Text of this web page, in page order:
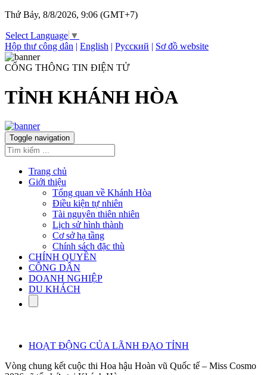
Thứ Bảy, 8/8/2026, 9:06 (GMT+7)
Select Language ▼
Hộp thư công dân | English | Русский | Sơ đồ website
CỔNG THÔNG TIN ĐIỆN TỬ
TỈNH KHÁNH HÒA
Toggle navigation
Trang chủ
Giới thiệu
Tổng quan về Khánh Hòa
Điều kiện tự nhiên
Tài nguyên thiên nhiên
Lịch sử hình thành
Cơ sở hạ tầng
Chính sách đặc thù
CHÍNH QUYỀN
CÔNG DÂN
DOANH NGHIỆP
DU KHÁCH
HOẠT ĐỘNG CỦA LÃNH ĐẠO TỈNH
Vòng chung kết cuộc thi Hoa hậu Hoàn vũ Quốc tế – Miss Cosmo